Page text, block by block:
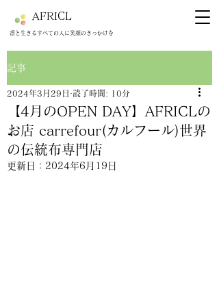
AFRICL
​​凛と生きるすべての人に笑顔のきっかけを
記事
【4月のOPEN DAY】AFRICLの
お店 carrefour(カルフール)世界
の伝統布専門店
2024年3月29日 読了時間: 10分
更新日： 2024年6月19日